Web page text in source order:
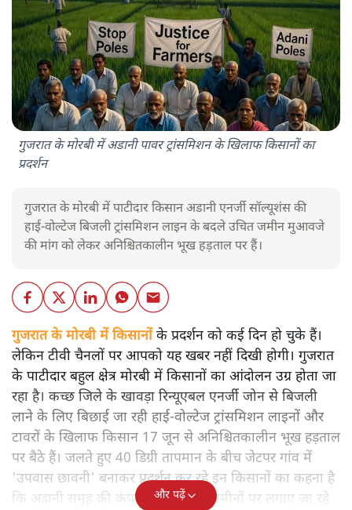
गुजरात के मोरबी में अडानी पावर ट्रांसमिशन के खिलाफ किसानों का
प्रदर्शन
गुजरात के मोरबी में पाटीदार किसान अडानी एनर्जी सॉल्यूशंस की
हाई-वोल्टेज बिजली ट्रांसमिशन लाइन के बदले उचित जमीन मुआवजे
की मांग को लेकर अनिश्चितकालीन भूख हड़ताल पर हैं।
गुजरात के मोरबी में किसानोंके प्रदर्शन को कई दिन हो चुके हैं।
लेकिन टीवी चैनलों पर आपको यह खबर नहीं दिखी होगी। गुजरात
के पाटीदार बहुल क्षेत्र मोरबी में किसानों का आंदोलन उग्र होता जा
रहा है। कच्छ जिले के खावड़ा रिन्यूएबल एनर्जी जोन से बिजली
लाने के लिए बिछाई जा रही हाई-वोल्टेज ट्रांसमिशन लाइनों और
टावरों के खिलाफ किसान 17 जून से अनिश्चितकालीन भूख हड़ताल
पर बैठे हैं। जलते हुए 40 डिग्री तापमान के बीच जेटपर गांव में
'उपवास छावनी' बनाकर प्रदर्शन कर रहे इन किसानों का कहना है
कि अडानी समूह की कंपनी द्वारा उनकी जमीनों पर लगाए जा रहे
और पढ़ें